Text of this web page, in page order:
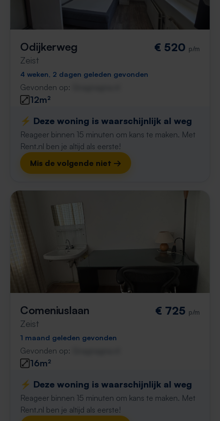
Odijkerweg
Zeist
€ 520 p/m
4 weken, 2 dagen geleden gevonden
Gevonden op:
12m²
⚡️ Deze woning is waarschijnlijk al weg
Reageer binnen 15 minuten om kans te maken. Met
Rent.nl ben je altijd als eerste!
Mis de volgende niet →
Comeniuslaan
Zeist
€ 725 p/m
1 maand geleden gevonden
Gevonden op:
16m²
⚡️ Deze woning is waarschijnlijk al weg
Reageer binnen 15 minuten om kans te maken. Met
Rent.nl ben je altijd als eerste!